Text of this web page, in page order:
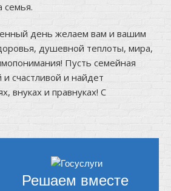
день желаем вам и вашим
душевной теплоты, мира,
Пусть семейная
счастливой и найдет
внуках и правнуках! С
Решаем вместе